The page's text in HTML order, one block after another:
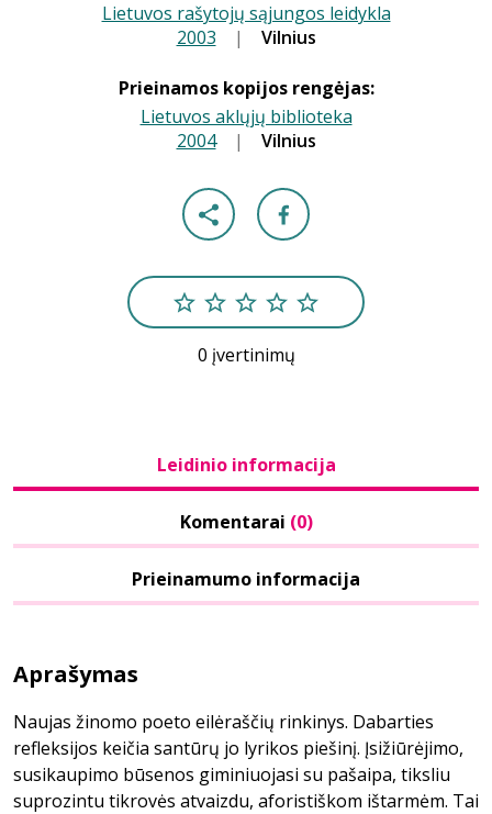
Lietuvos rašytojų sąjungos leidykla
2003 | Vilnius
Prieinamos kopijos rengėjas:
Lietuvos aklųjų biblioteka
2004 | Vilnius
0 įvertinimų
Leidinio informacija
Komentarai (0)
Prieinamumo informacija
Aprašymas
Naujas žinomo poeto eilėraščių rinkinys. Dabarties
refleksijos keičia santūrų jo lyrikos piešinį. Įsižiūrėjimo,
susikaupimo būsenos giminiuojasi su pašaipa, tiksliu
suprozintu tikrovės atvaizdu, aforistiškom ištarmėm. Tai